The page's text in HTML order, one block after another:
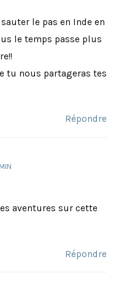
le pas en Inde en
le temps passe plus
tu nous partageras tes
Répondre
aventures sur cette
Répondre